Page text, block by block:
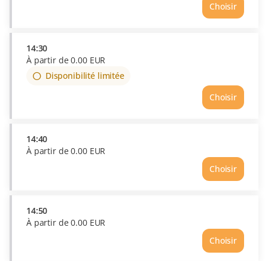
0.00
Choisir
Heure
0.00
EUR
14:30
À partir de0.00 EUR
Disponibilité limitée
Choisir
14:40
À partir de0.00 EUR
Choisir
Heure
0.00
14:50
À partir de0.00 EUR
Choisir
Heure